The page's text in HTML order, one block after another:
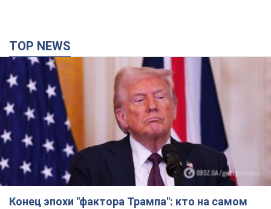
TOP NEWS
Конец эпохи "фактора Трампа": кто на самом